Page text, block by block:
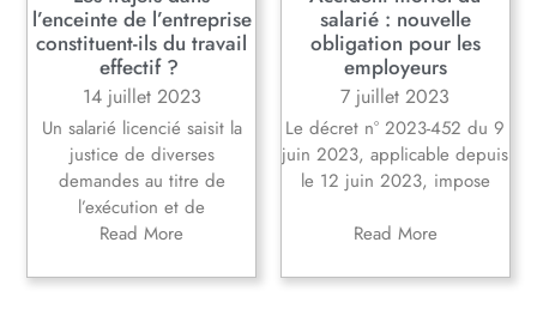
l’enceinte de l’entreprise
constituent-ils du travail
effectif ?
14 juillet 2023
Un salarié licencié saisit la
justice de diverses
demandes au titre de
l’exécution et de
Read More
salarié : nouvelle
obligation pour les
employeurs
7 juillet 2023
Le décret n° 2023-452 du 9
juin 2023, applicable depuis
le 12 juin 2023, impose
Read More